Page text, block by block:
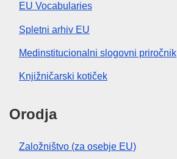
EU Vocabularies
Spletni arhiv EU
Medinstitucionalni slogovni priročnik
Knjižničarski kotiček
Orodja
Založništvo (za osebje EU)